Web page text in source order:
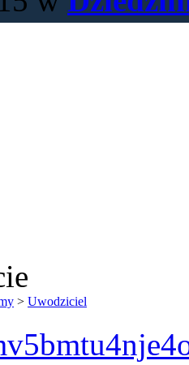
> Uwodziciel